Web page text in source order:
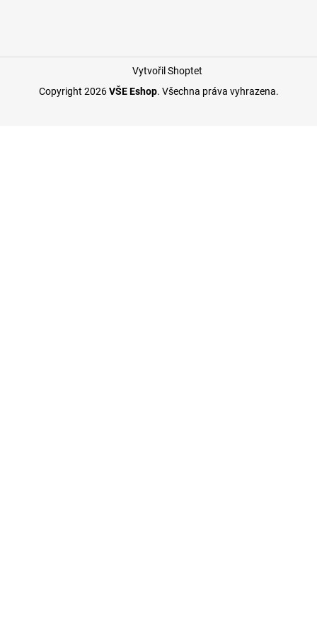
Vytvořil Shoptet
Copyright 2026VŠE Eshop. Všechna práva vyhrazena.